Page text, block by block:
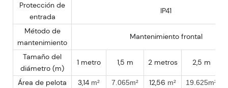
Protección de
entrada
IP41
Método de
mantenimiento
Mantenimiento frontal
Tamaño del
diámetro (m)
1 metro 1,5 m 2 metros 2,5 m
Área de pelota 3,14 m² 7.065m² 12,56 m² 19.625m²